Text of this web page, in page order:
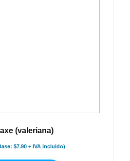
(valeriana)
$7.90 + IVA incluido)